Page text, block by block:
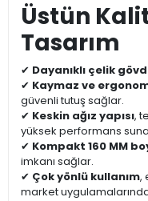
Üstün
Tasarım
✔ Dayanıklı çelik
✔ Kaymaz ve
güvenli tutuş sağlar.
✔ Keskin ağız yapısı,
yüksek performans
✔ Kompakt 160 MM
imkanı sağlar.
✔ Çok yönlü kullanım,
market